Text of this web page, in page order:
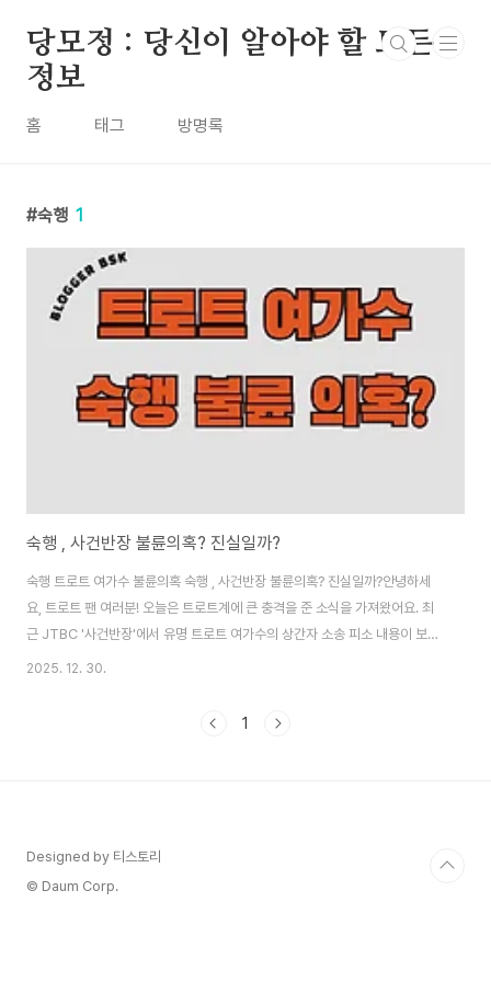
당모정 : 당신이 알아야 할 모든
정보
홈 태그 방명록
숙행 1
숙행 , 사건반장 불륜의혹? 진실일까?
숙행 트로트 여가수 불륜의혹 숙행 , 사건반장 불륜의혹? 진실일까?안녕하세
요, 트로트 팬 여러분! 오늘은 트로트계에 큰 충격을 준 소식을 가져왔어요. 최
근 JTBC '사건반장'에서 유명 트로트 여가수의 상간자 소송 피소 내용이 보도
되면서, 누리꾼들의 추적이 이어졌고 그 화살이 가수 **숙행**에게 향하고 있
니죠?")이 쏟아지자 결국 댓글창을 막아버렸죠. 보도된 CCTV 영상에는 여가
2025. 12. 30.
1
Designed by 티스토리
© Daum Corp.